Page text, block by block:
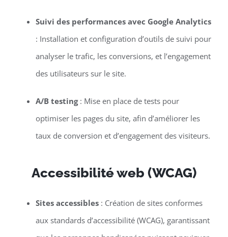
Suivi des performances avec Google Analytics
: Installation et configuration d’outils de suivi pour
analyser le trafic, les conversions, et l’engagement
des utilisateurs sur le site.
A/B testing: Mise en place de tests pour
optimiser les pages du site, afin d’améliorer les
taux de conversion et d’engagement des visiteurs.
Accessibilité web (WCAG)
Sites accessibles: Création de sites conformes
aux standards d’accessibilité (WCAG), garantissant